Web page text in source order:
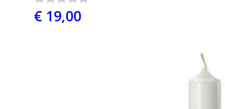
€ 19,00